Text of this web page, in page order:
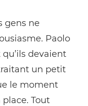
gens ne
Paolo
devaient
un petit
le moment
Tout